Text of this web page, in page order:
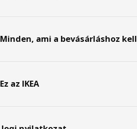
Minden, ami a bevásárláshoz kell
Ez az IKEA